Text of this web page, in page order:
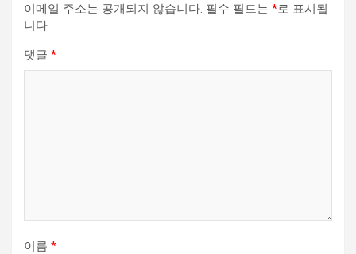
이메일 주소는 공개되지 않습니다. 필수 필드는 *로 표시됩
니다
댓글 *
이름 *